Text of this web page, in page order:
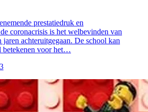
prestatiedruk en
coronacrisis is het welbevinden van
achteruitgegaan. De school kan
betekenen voor het…